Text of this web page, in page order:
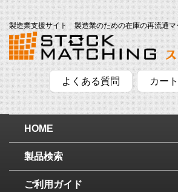
製造業支援サイト 製造業のための在庫の再流通マ
よくある質問 カー
HOME
製品検索
ご利用ガイド